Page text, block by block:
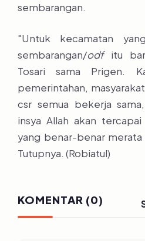
sembarangan.
"Untuk kecamatan
sembarangan/odfitu
Tosari sama Prigen.
pemerintahan,
csr semua bekerja
insya Allah akan tercapai
yang benar-benar merata
Tutupnya. (Robiatul)
KOMENTAR (0)